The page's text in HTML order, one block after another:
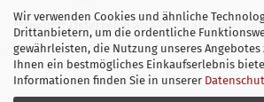
Wir verwenden Cookies und ähnliche
Drittanbietern, um die ordentliche
gewährleisten, die Nutzung unseres
Ihnen ein bestmögliches Einkaufserlebnis
Informationen finden Sie in unserer
***neu*** Österreich ab 499,- Warenwert